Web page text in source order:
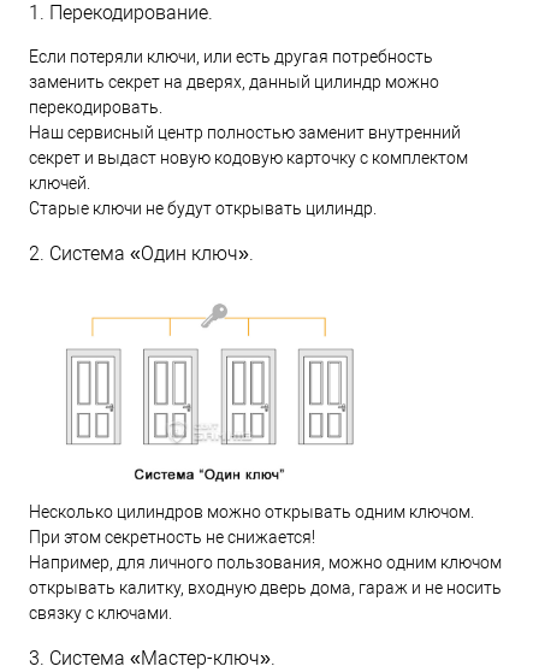
1. Перекодирование.
Если потеряли ключи, или есть другая потребность
заменить секрет на дверях, данный цилиндр можно
перекодировать.
Наш сервисный центр полностью заменит внутренний
секрет и выдаст новую кодовую карточку с комплектом
ключей.
Старые ключи не будут открывать цилиндр.
2. Система «Один ключ».
Несколько цилиндров можно открывать одним ключом.
При этом секретность не снижается!
Например, для личного пользования, можно одним ключом
открывать калитку, входную дверь дома, гараж и не носить
связку с ключами.
3. Система «Мастер-ключ».